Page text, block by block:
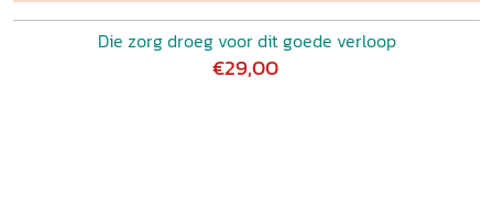
Die zorg droeg voor dit goede verloop
€29,00